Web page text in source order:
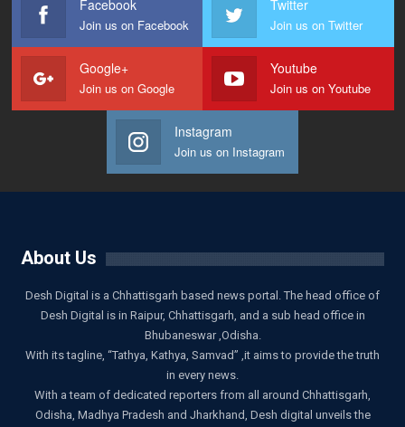
Facebook
Join us on Facebook
Twitter
Join us on Twitter
Google+
Join us on Google
Youtube
Join us on Youtube
Instagram
Join us on Instagram
About Us
Desh Digital is a Chhattisgarh based news portal. The head office of
Desh Digital is in Raipur, Chhattisgarh, and a sub head office in
Bhubaneswar ,Odisha.
With its tagline, “Tathya, Kathya, Samvad” ,it aims to provide the truth
in every news.
With a team of dedicated reporters from all around Chhattisgarh,
Odisha, Madhya Pradesh and Jharkhand, Desh digital unveils the